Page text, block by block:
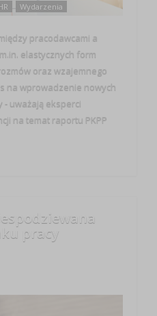
Wydarzenia
pracodawcami a
elastycznych form
oraz wzajemnego
na wprowadzenie nowych
- uważają eksperci
na temat raportu PKPP
pracy